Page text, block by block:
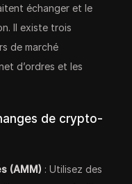
échanger et le
Il existe trois
de marché
d’ordres et les
de crypto-
(AMM) : Utilisez des